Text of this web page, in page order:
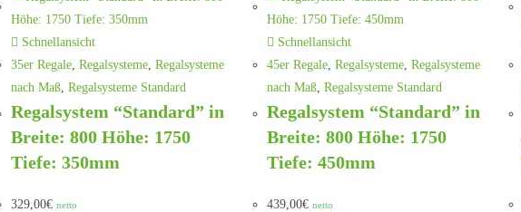
Schnellansicht
35er Regale Regalsysteme Regalsysteme
nach Maß Regalsysteme Standard
Regalsystem “Standard” in
Breite: 800 Höhe: 1750
Tiefe: 350mm
329,00€ netto
Schnellansicht
45er Regale, Regalsysteme, Regalsysteme
nach Maß, Regalsysteme Standard
Regalsystem “Standard” in
Breite: 800 Höhe: 1750
Tiefe: 450mm
439,00€ netto